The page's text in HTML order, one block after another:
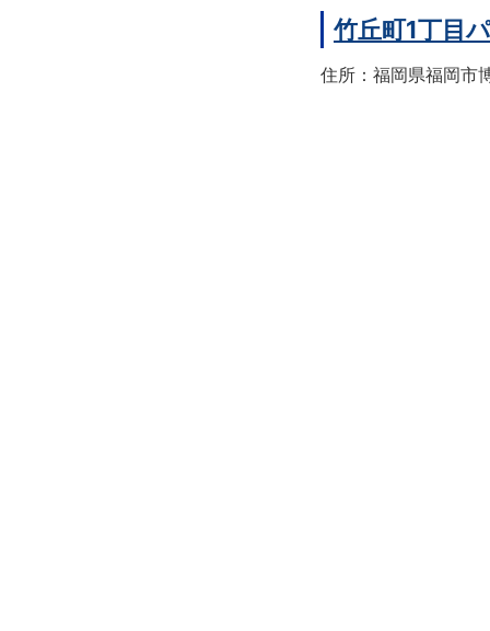
竹丘町1丁目
住所：福岡県福岡市